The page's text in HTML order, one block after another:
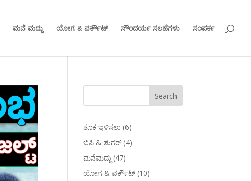
ಮನೆ ಮದ್ದು ಯೋಗ & ವರ್ಕೌಟ್ ಸೌಂದರ್ಯ ಸಲಹೆಗಳು ಸಂಪರ್ಕ
ತೂಕ ಇಳಿಸಲು (6)
ಬಿಪಿ & ಶುಗರ್ (4)
ಮನೆಮದ್ದು (47)
ಯೋಗ & ವರ್ಕೌಟ್ (10)